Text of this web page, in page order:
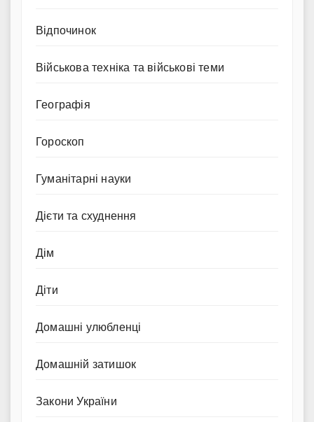
Відпочинок
Військова техніка та військові теми
Географія
Гороскоп
Гуманітарні науки
Дієти та схуднення
Дім
Діти
Домашні улюбленці
Домашній затишок
Закони України